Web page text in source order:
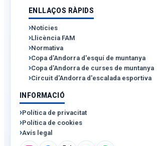
ENLLAÇOS RÀPIDS
Notícies
Llicència FAM
Normativa
Copa d'Andorra d'esquí de muntanya
Copa d'Andorra de curses de muntanya
Circuit d'Andorra d'escalada esportiva
INFORMACIÓ
Política de privacitat
Política de cookies
Avís legal